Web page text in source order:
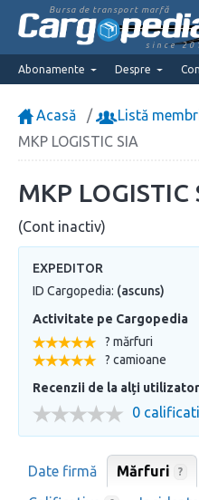
Bursa de transport marfă
since
Abonamente Despre
Acasă
Listă
MKP LOGISTIC SIA
MKP LOGISTIC
(Cont inactiv)
EXPEDITOR
ID Cargopedia: (ascuns)
Activitate pe Cargopedia
? mărfuri
? camioane
Recenzii de la alți
0
Date firmă Mărfuri ?